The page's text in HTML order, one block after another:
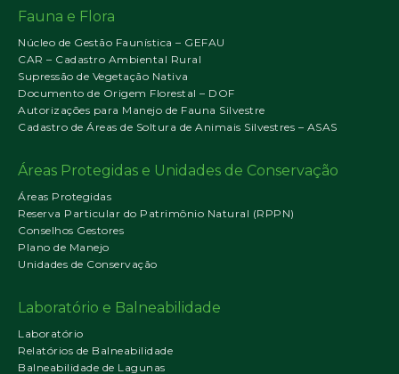
Fauna e Flora
Núcleo de Gestão Faunística – GEFAU
CAR – Cadastro Ambiental Rural
Supressão de Vegetação Nativa
Documento de Origem Florestal – DOF
Autorizações para Manejo de Fauna Silvestre
Cadastro de Áreas de Soltura de Animais Silvestres – ASAS
Áreas Protegidas e Unidades de Conservação
Áreas Protegidas
Reserva Particular do Patrimônio Natural (RPPN)
Conselhos Gestores
Plano de Manejo
Unidades de Conservação
Laboratório e Balneabilidade
Laboratório
Relatórios de Balneabilidade
Balneabilidade de Lagunas